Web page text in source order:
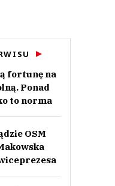
fortunę na
Ponad
to norma
OSM